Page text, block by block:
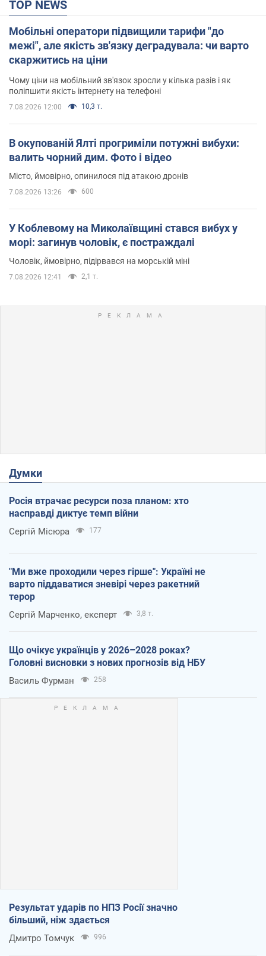
TOP NEWS
Мобільні оператори підвищили тарифи "до
межі", але якість зв'язку деградувала: чи варто
скаржитись на ціни
Чому ціни на мобільний зв'язок зросли у кілька разів і як
поліпшити якість інтернету на телефоні
7.08.2026 12:00 10,3 т.
В окупованій Ялті прогриміли потужні вибухи:
валить чорний дим. Фото і відео
Місто, ймовірно, опинилося під атакою дронів
7.08.2026 13:26 600
У Коблевому на Миколаївщині стався вибух у
морі: загинув чоловік, є постраждалі
Чоловік, ймовірно, підірвався на морській міні
7.08.2026 12:41 2,1 т.
Думки
Росія втрачає ресурси поза планом: хто
насправді диктує темп війни
Сергій Місюра 177
"Ми вже проходили через гірше": Україні не
варто піддаватися зневірі через ракетний
терор
Сергій Марченко, експерт 3,8 т.
Що очікує українців у 2026–2028 роках?
Головні висновки з нових прогнозів від НБУ
Василь Фурман 258
Результат ударів по НПЗ Росії значно
більший, ніж здається
Дмитро Томчук 996